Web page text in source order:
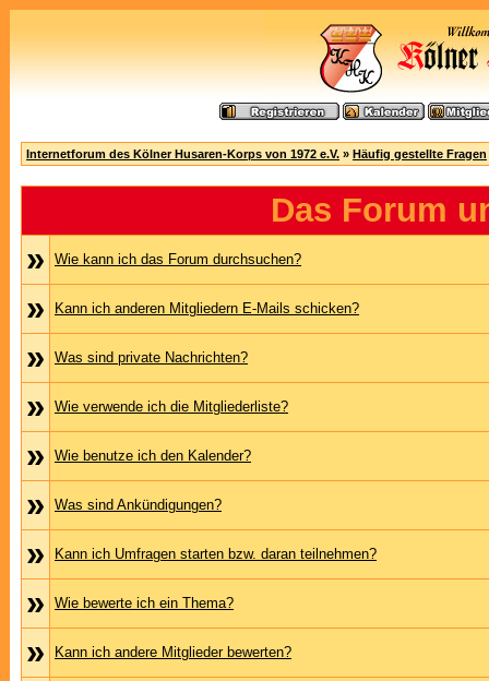
Internetforum des Kölner Husaren-Korps von 1972 e.V. » Häufig gestellte Fragen
Das Forum
»
Wie kann ich das Forum durchsuchen?
» Kann ich anderen Mitgliedern E-Mails schicken?
» Was sind private Nachrichten?
» Wie verwende ich die Mitgliederliste?
» Wie benutze ich den Kalender?
» Was sind Ankündigungen?
» Kann ich Umfragen starten bzw. daran teilnehmen?
» Wie bewerte ich ein Thema?
» Kann ich andere Mitglieder bewerten?